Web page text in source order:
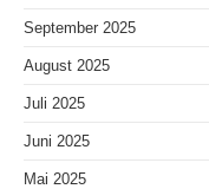
September 2025
August 2025
Juli 2025
Juni 2025
Mai 2025